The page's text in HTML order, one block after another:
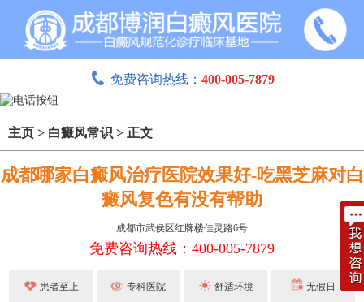
免费咨询热线： 400-005-7879
主页 > 白癜风常识 > 正文
成都哪家白癜风治疗医院效果好-吃黑芝麻对白
癜风复色有没有帮助
成都市武侯区红牌楼佳灵路6号
免费咨询热线：400-005-7879
患者至上 专科医院 舒适环境 无假日